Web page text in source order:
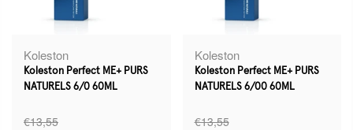
Koleston
Koleston Perfect ME+ PURS
NATURELS 6/0 60ML
€13,55
Koleston
Koleston Perfect ME+ PURS
NATURELS 6/00 60ML
€13,55